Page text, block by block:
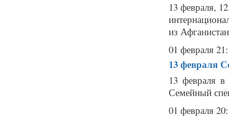
13 февраля,
из
01 февраля
13 февраля
13 февраля
Семейный
01 февраля